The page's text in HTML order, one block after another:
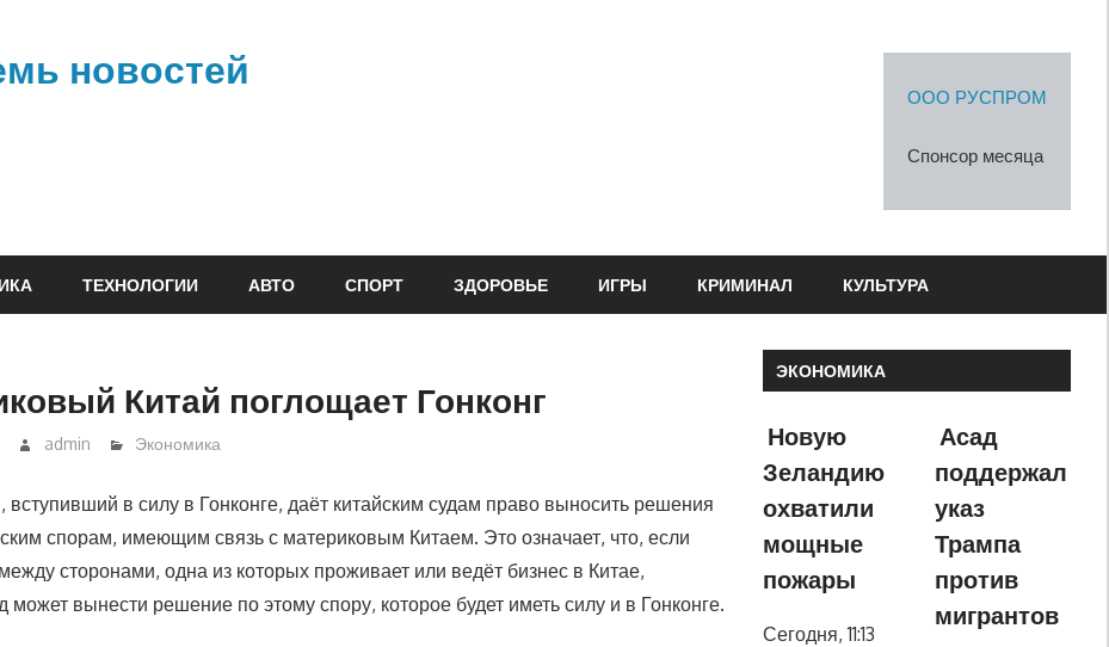
новостей
ООО РУСПРОМ
Спонсор месяца
ТЕХНОЛОГИИ АВТО СПОРТ ЗДОРОВЬЕ ИГРЫ КРИМИНАЛ КУЛЬТУРА
Китай поглощает Гонконг
admin Экономика
вступивший в силу в Гонконге, даёт китайским судам право выносить решения
спорам, имеющим связь с материковым Китаем. Это означает, что, если
сторонами, одна из которых проживает или ведёт бизнес в Китае,
может вынести решение по этому спору, которое будет иметь силу и в Гонконге.
ЭКОНОМИКА
Новую
Зеландию
охватили
мощные
пожары
Сегодня, 11:13
Асад
поддержал
указ
Трампа
против
мигрантов